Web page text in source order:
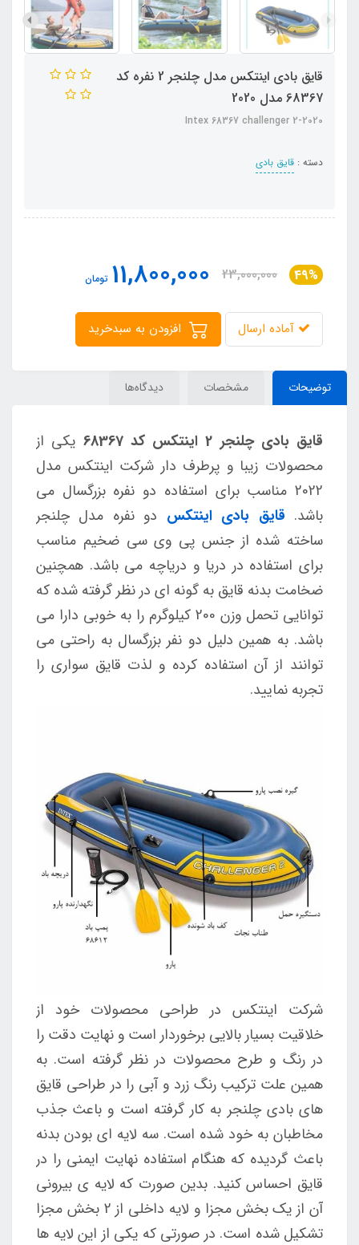
قایق بادی اینتکس مدل چلنجر 2 نفره کد
68367 مدل 2020
2020-Intex 68367 challenger 2
دسته : قایق بادی
49%
23,000,000
11,800,000 تومان
آماده ارسال
توضیحات مشخصات دیدگاه‌ها
قایق بادی چلنجر 2 اینتکس کد 68367
یکی از
محصولات زیبا و پرطرف دار شرکت اینتکس مدل
2022 مناسب برای استفاده دو نفره بزرگسال می
باشد. قایق بادی اینتکس دو نفره مدل چلنجر
ساخته شده از جنس پی وی سی ضخیم مناسب
برای استفاده در دریا و دریاچه می باشد. همچنین
ضخامت بدنه قایق به گونه ای در نظر گرفته شده که
توانایی تحمل وزن 200 کیلوگرم را به خوبی دارا می
باشد. به همین دلیل دو نفر بزرگسال به راحتی می
توانند از آن استفاده کرده و لذت قایق سواری را
تجربه نمایید.
شرکت اینتکس در طراحی محصولات خود از
خلاقیت بسیار بالایی برخوردار است و نهایت دقت را
در رنگ و طرح محصولات در نظر گرفته است. به
همین علت ترکیب رنگ زرد و آبی را در طراحی قایق
های بادی چلنجر به کار گرفته است و باعث جذب
مخاطبان به خود شده است. سه لایه ای بودن بدنه
باعث گردیده که هنگام استفاده نهایت ایمنی را در
قایق احساس کنید. بدین صورت که لایه ی بیرونی
آن از یک بخش مجزا و لایه داخلی از 2 بخش مجزا
تشکیل شده است. در صورتی که یکی از این لایه ها